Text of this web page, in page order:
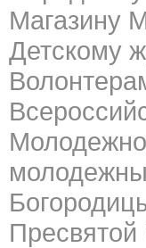
Магазину
Детскому